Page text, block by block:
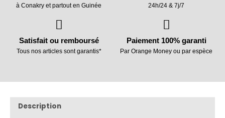
à Conakry et partout en Guinée 24h/24 & 7j/7
Satisfait ou remboursé
Tous nos articles sont garantis*
Paiement 100% garanti
Par Orange Money ou par espèce
Description